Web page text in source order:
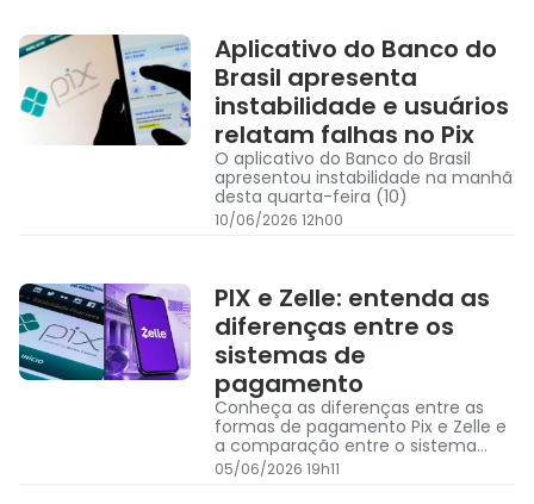
Aplicativo do Banco do
Brasil apresenta
instabilidade e usuários
relatam falhas no Pix
O aplicativo do Banco do Brasil
apresentou instabilidade na manhã
desta quarta-feira (10)
10/06/2026 12h00
PIX e Zelle: entenda as
diferenças entre os
sistemas de
pagamento
Conheça as diferenças entre as
formas de pagamento Pix e Zelle e
a comparação entre o sistema
brasileiro e estadunidense
05/06/2026 19h11